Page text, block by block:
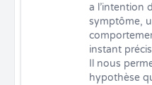
a l’intention
symptôme,
instant
Il nous
hypothèse